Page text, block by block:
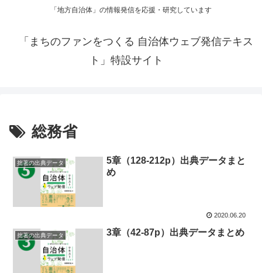
「地方自治体」の情報発信を応援・研究しています
「まちのファンをつくる 自治体ウェブ発信テキス
ト」特設サイト
総務省
拙著の出典データ
5章（128-212p）出典データまと
め
2020.06.20
拙著の出典データ 3章（42-87p）出典データまとめ